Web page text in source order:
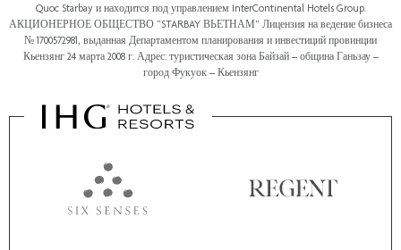
Quoc Starbay и находится под управлением InterContinental Hotels Group.
АКЦИОНЕРНОЕ ОБЩЕСТВО “STARBAY ВЬЕТНАМ” Лицензия на ведение бизнеса
№ 1700572981, выданная Департаментом планирования и инвестиций провинции
Кьензянг 24 марта 2008 г. Адрес: туристическая зона Байзай – община Ганьзау –
город Фукуок – Кьензянг